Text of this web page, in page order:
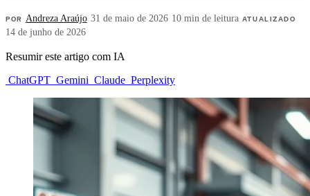
POR Andreza Araújo·31 de maio de 2026· 10 min de leitura·ATUALIZADO
14 de junho de 2026
Resumir este artigo com IA
ChatGPT Gemini Claude Perplexity